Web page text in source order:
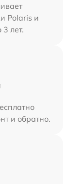
Polaris и
лет.
и обратно.